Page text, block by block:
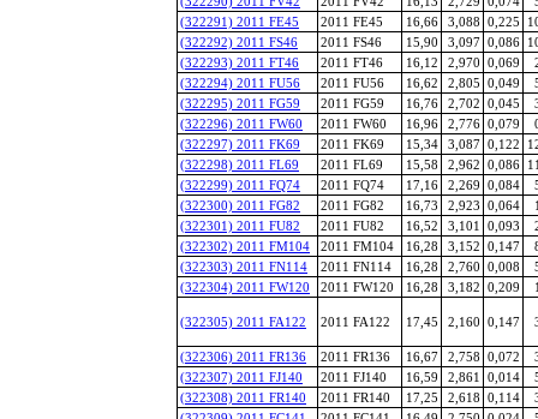
(322291) 2011 FE45
2011 FE45 16,66 3,088 0,225
(322292) 2011 FS46
2011 FS46 15,90 3,097 0,086
(322293) 2011 FT46
2011 FT46 16,12 2,970 0,069
(322294) 2011 FU56
2011 FU56 16,62 2,805 0,049
(322295) 2011 FG59
2011 FG59 16,76 2,702 0,045
(322296) 2011 FW60
2011 FW60 16,96 2,776 0,079
(322297) 2011 FK69
2011 FK69 15,34 3,087 0,122
(322298) 2011 FL69
2011 FL69 15,58 2,962 0,086
(322299) 2011 FQ74
2011 FQ74 17,16 2,269 0,084
(322300) 2011 FG82
2011 FG82 16,73 2,923 0,064
(322301) 2011 FU82
2011 FU82 16,52 3,101 0,093
(322302) 2011 FM104
2011 FM104 16,28 3,152 0,147
(322303) 2011 FN114
2011 FN114 16,28 2,760 0,008
(322304) 2011 FW120
2011 FW120 16,28 3,182 0,209
(322305) 2011 FA122 2011 FA122 17,45 2,160 0,147
(322306) 2011 FR136 2011 FR136 16,67 2,758 0,072
(322307) 2011 FJ140
2011 FJ140 16,59 2,861 0,014
(322308) 2011 FR140
2011 FR140 17,25 2,618 0,114